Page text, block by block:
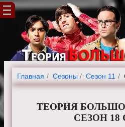
Главная Cезоны Сезон 11
ТЕОРИЯ
СЕЗОН 18